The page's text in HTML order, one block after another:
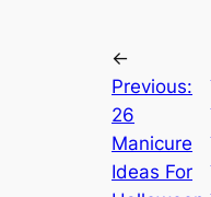
←
Previous:
26
Manicure
Ideas For